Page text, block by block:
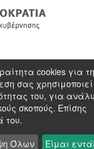
cookies για
σας χρησιμοποιεί
του, για
σκοπούς. Επίσης
του.
Όλων Είμαι